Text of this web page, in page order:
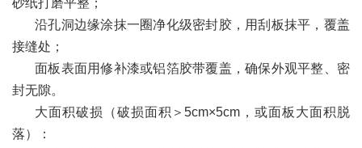
砂纸打磨平整；
沿孔洞边缘涂抹一圈净化级密封胶，用刮板抹平，覆盖
接缝处；
面板表面用修补漆或铝箔胶带覆盖，确保外观平整、密
封无隙。
大面积破损（破损面积＞5cm×5cm，或面板大面积脱
落）：